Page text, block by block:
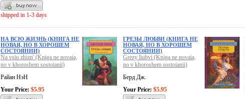
shipped in 1-3 days
НА ВСЮ ЖИЗНЬ (КНИГА НЕ
НОВАЯ, НО В ХОРОШЕМ
СОСТОЯНИИ)
Na vsiu zhizn' (Kniga ne novaia,
no v khoroshem sostoianii)
Райан НэН
Your Price: $5.95
ГРЕЗЫ ЛЮБВИ (КНИГА НЕ
НОВАЯ, НО В ХОРОШЕМ
СОСТОЯНИИ)
Grezy liubvi (Kniga ne novaia,
no v khoroshem sostoianii)
Берд Дж.
Your Price: $5.95